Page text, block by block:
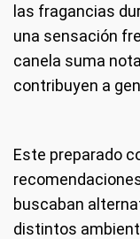
las fragancias
una sensación
canela suma
contribuyen a
Este preparado
buscaban
distintos